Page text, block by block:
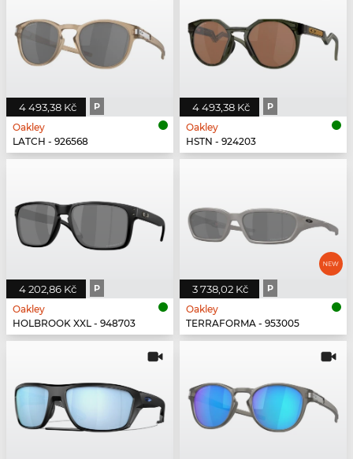
4 493,38 Kč P
Oakley
LATCH - 926568
4 493,38 Kč P
Oakley
HSTN - 924203
4 202,86 Kč P
Oakley
HOLBROOK XXL - 948703
3 738,02 Kč P
Oakley
TERRAFORMA - 953005